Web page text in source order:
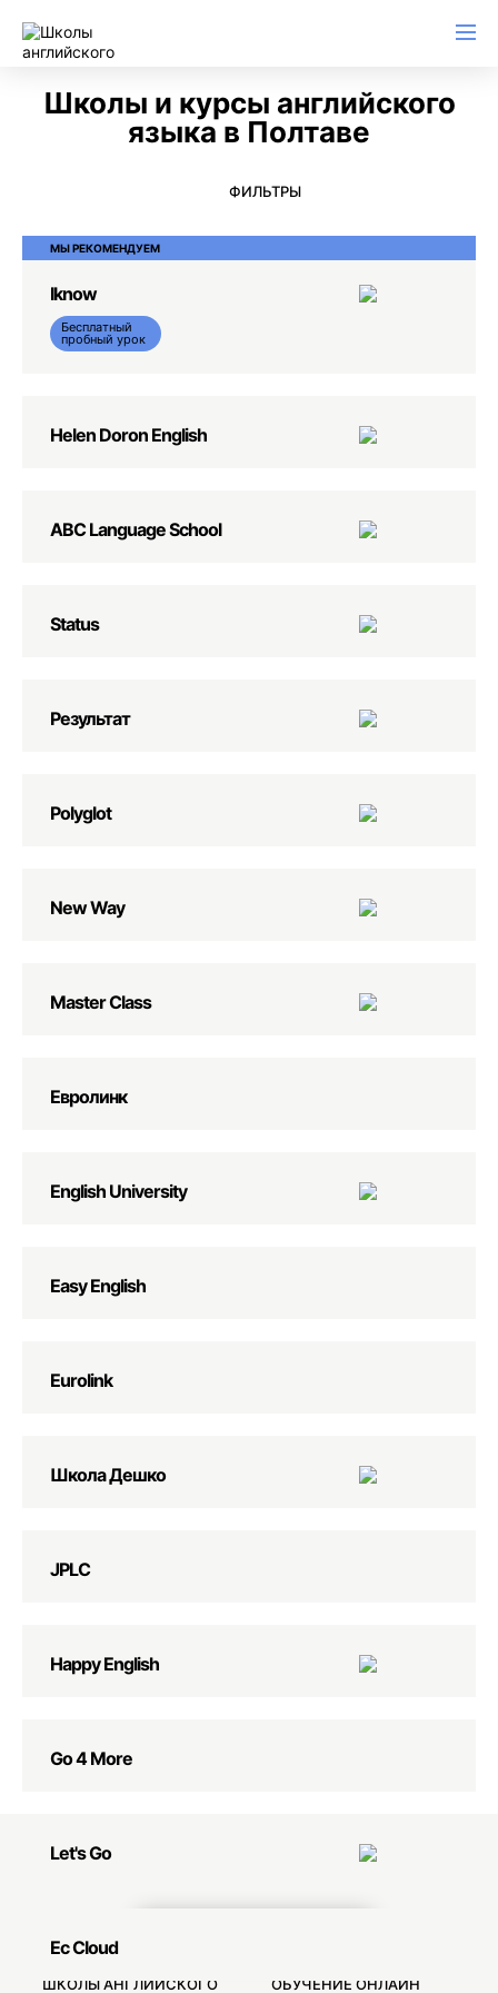
Школы и курсы английского
языка в Полтаве
ФИЛЬТРЫ
МЫ РЕКОМЕНДУЕМ
Iknow
Бесплатный
пробный урок
Helen Doron English
ABC Language School
Status
Результат
Polyglot
New Way
Master Class
Евролинк
English University
Easy English
Eurolink
Школа Дешко
JPLC
Happy English
Go 4 More
Let's Go
Ec Cloud
ШКОЛЫ АНГЛИЙСКОГО ОБУЧЕНИЕ ОНЛАЙН